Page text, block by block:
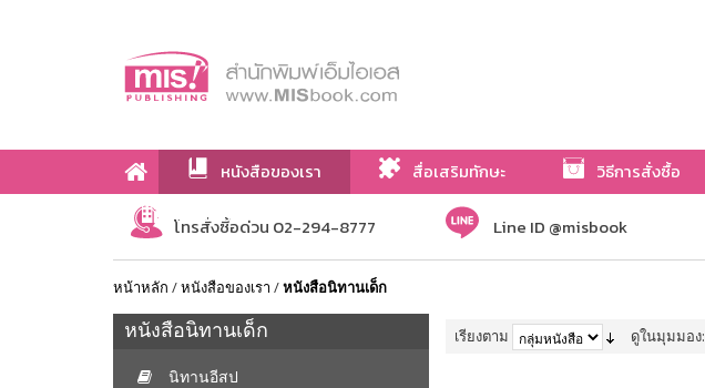
หนังสือของเรา สื่อเสริมทักษะ วิธีการสั่งซื้อ
เกี่ยวกับเรา
โทรสั่งซื้อด่วน 02-294-8777 Line ID @misbook
หน้าหลัก /หนังสือของเรา /หนังสือนิทานเด็ก
หนังสือนิทานเด็ก
นิทานอีสป
เรียงตาม ดูในมุมมอง: